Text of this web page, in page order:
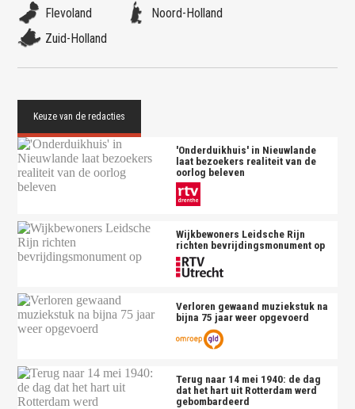
Flevoland
Noord-Holland
Zuid-Holland
'Onderduikhuis' in Nieuwlande
laat bezoekers realiteit van de
oorlog beleven
Wijkbewoners Leidsche Rijn
richten bevrijdingsmonument op
Verloren gewaand muziekstuk na
bijna 75 jaar weer opgevoerd
Terug naar 14 mei 1940: de dag
dat het hart uit Rotterdam werd
gebombardeerd